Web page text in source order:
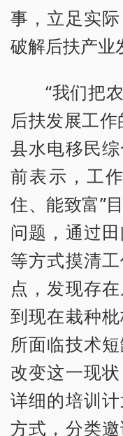
事，立足实
破解后扶产业
“我们把
后扶发展工
县水电移民
前表示，工
住、能致富”
问题，通过
等方式摸清
点，发现存
到现在栽种
所面临技术
改变这一现
详细的培训
方式，分类